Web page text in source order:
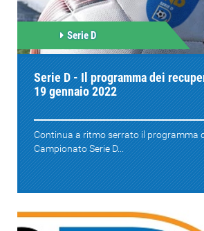
Serie D
Serie D - Il programma dei
19 gennaio 2022
Continua a ritmo serrato il programma
Campionato Serie D...